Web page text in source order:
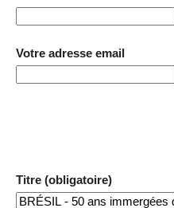
Votre adresse email
Titre (obligatoire)